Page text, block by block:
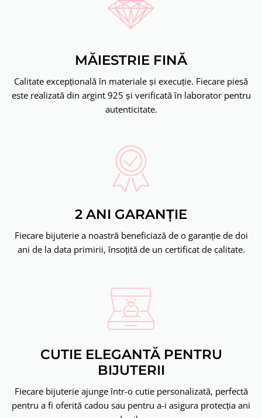
MĂIESTRIE FINĂ
Calitate excepțională în materiale și execuție. Fiecare piesă
este realizată din argint 925 și verificată în laborator pentru
autenticitate.
2 ANI GARANȚIE
Fiecare bijuterie a noastră beneficiază de o garanție de doi
ani de la data primirii, însoțită de un certificat de calitate.
CUTIE ELEGANTĂ PENTRU
BIJUTERII
Fiecare bijuterie ajunge într-o cutie personalizată, perfectă
pentru a fi oferită cadou sau pentru a-i asigura protecția ani